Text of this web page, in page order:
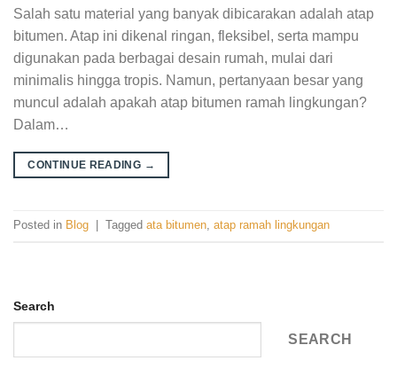
Salah satu material yang banyak dibicarakan adalah atap
bitumen. Atap ini dikenal ringan, fleksibel, serta mampu
digunakan pada berbagai desain rumah, mulai dari
minimalis hingga tropis. Namun, pertanyaan besar yang
muncul adalah apakah atap bitumen ramah lingkungan?
Dalam…
CONTINUE READING →
Posted in Blog Tagged ata bitumen, atap ramah lingkungan
Search
SEARCH